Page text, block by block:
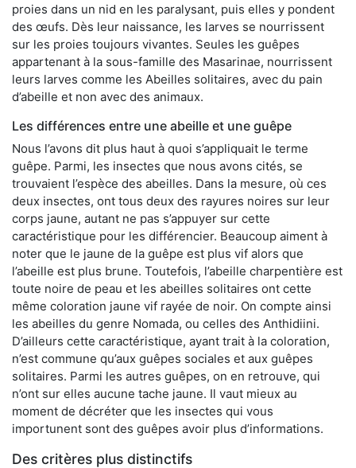
proies dans un nid en les paralysant, puis elles y pondent
des œufs. Dès leur naissance, les larves se nourrissent
sur les proies toujours vivantes. Seules les guêpes
appartenant à la sous-famille des Masarinae, nourrissent
leurs larves comme les Abeilles solitaires, avec du pain
d’abeille et non avec des animaux.
Les différences entre une abeille et une guêpe
Nous l’avons dit plus haut à quoi s’appliquait le terme
guêpe. Parmi, les insectes que nous avons cités, se
trouvaient l’espèce des abeilles. Dans la mesure, où ces
deux insectes, ont tous deux des rayures noires sur leur
corps jaune, autant ne pas s’appuyer sur cette
caractéristique pour les différencier. Beaucoup aiment à
noter que le jaune de la guêpe est plus vif alors que
l’abeille est plus brune. Toutefois, l’abeille charpentière est
toute noire de peau et les abeilles solitaires ont cette
même coloration jaune vif rayée de noir. On compte ainsi
les abeilles du genre Nomada, ou celles des Anthidiini.
D’ailleurs cette caractéristique, ayant trait à la coloration,
n’est commune qu’aux guêpes sociales et aux guêpes
solitaires. Parmi les autres guêpes, on en retrouve, qui
n’ont sur elles aucune tache jaune. Il vaut mieux au
moment de décréter que les insectes qui vous
importunent sont des guêpes avoir plus d’informations.
Des critères plus distinctifs